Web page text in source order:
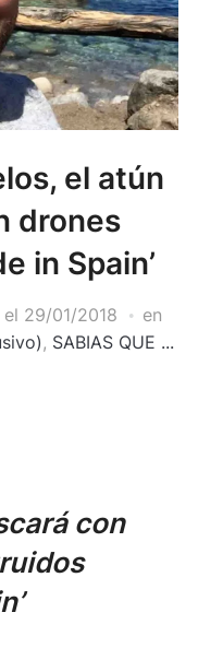
el atún
drones
in Spain’
el 29/01/2018
en
, SABIAS QUE ...
con